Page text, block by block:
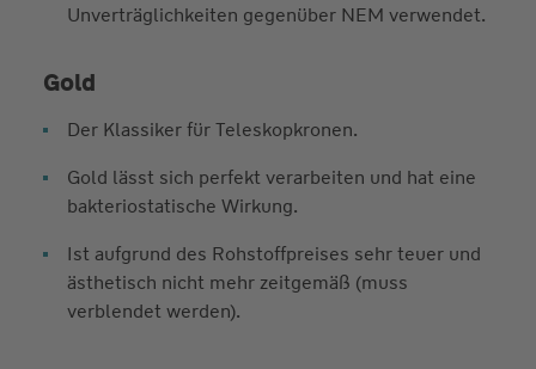
Unverträglichkeiten gegenüber NEM verwendet.
Gold
Der Klassiker für Teleskopkronen.
Gold lässt sich perfekt verarbeiten und hat eine
bakteriostatische Wirkung.
Ist aufgrund des Rohstoffpreises sehr teuer und
ästhetisch nicht mehr zeitgemäß (muss
verblendet werden).